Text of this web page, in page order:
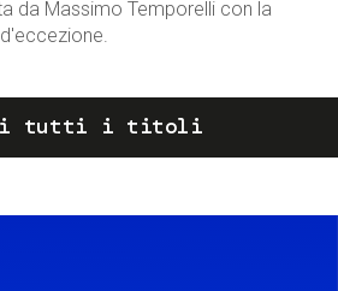
da Massimo Temporelli con la
tutti i titoli